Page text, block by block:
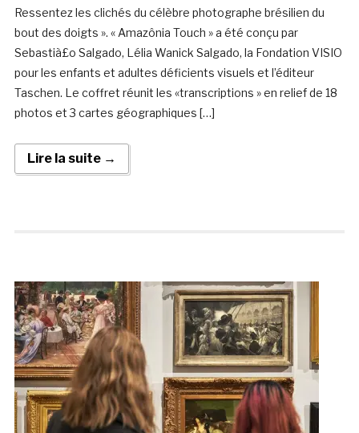
Ressentez les clichés du célèbre photographe brésilien du
bout des doigts ». « Amazônia Touch » a été conçu par
Sebastià£o Salgado, Lélia Wanick Salgado, la Fondation VISIO
pour les enfants et adultes déficients visuels et l’éditeur
Taschen. Le coffret réunit les «transcriptions » en relief de 18
photos et 3 cartes géographiques […]
Lire la suite →